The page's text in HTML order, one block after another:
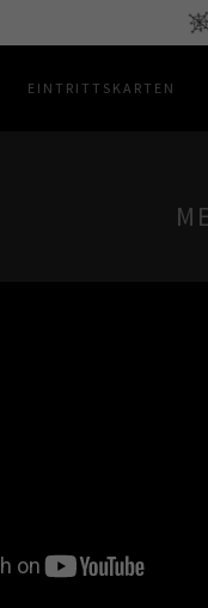
EINTRITTSKARTEN